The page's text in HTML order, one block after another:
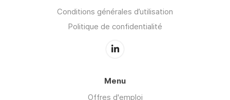
Conditions générales d’utilisation
Politique de confidentialité
Menu
Offres d'emploi